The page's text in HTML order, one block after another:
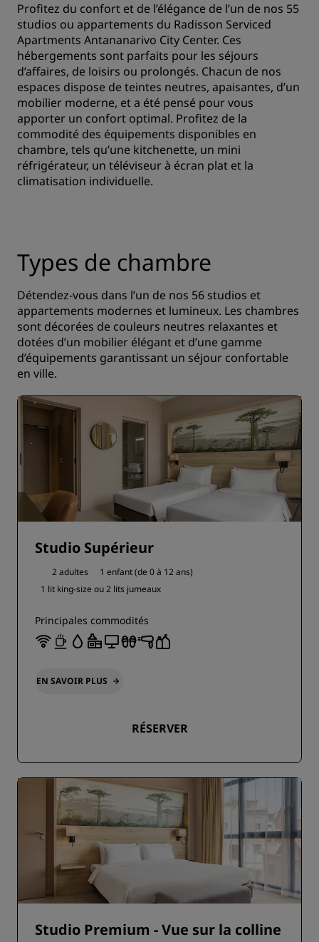
Profitez du confort et de l’élégance de l’un de nos 55
studios ou appartements du Radisson Serviced
Apartments Antananarivo City Center. Ces
hébergements sont parfaits pour les séjours
d’affaires, de loisirs ou prolongés. Chacun de nos
espaces dispose de teintes neutres, apaisantes, d’un
mobilier moderne, et a été pensé pour vous
apporter un confort optimal. Profitez de la
commodité des équipements disponibles en
chambre, tels qu’une kitchenette, un mini
réfrigérateur, un téléviseur à écran plat et la
climatisation individuelle.
Types de chambre
Détendez-vous dans l’un de nos 56 studios et
appartements modernes et lumineux. Les chambres
sont décorées de couleurs neutres relaxantes et
dotées d’un mobilier élégant et d’une gamme
d’équipements garantissant un séjour confortable
en ville.
Studio Supérieur
2 adultes
1 enfant (de 0 à 12 ans)
1 lit king-size ou2 lits jumeaux
Principales commodités
EN SAVOIR PLUS
RÉSERVER
Studio Premium - Vue sur la colline